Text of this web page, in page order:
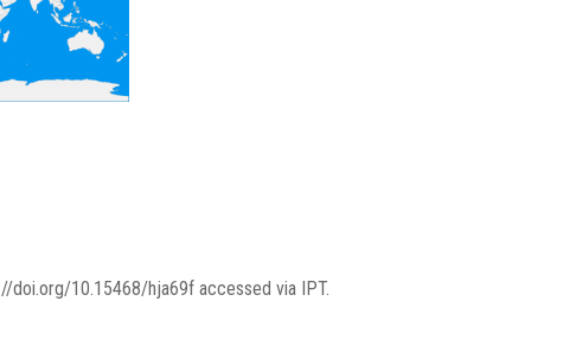
doi.org/10.15468/hja69f accessed via IPT.